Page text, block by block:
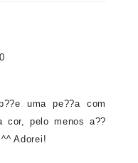
uma pe??a com
cor, pelo menos a??
Adorei!